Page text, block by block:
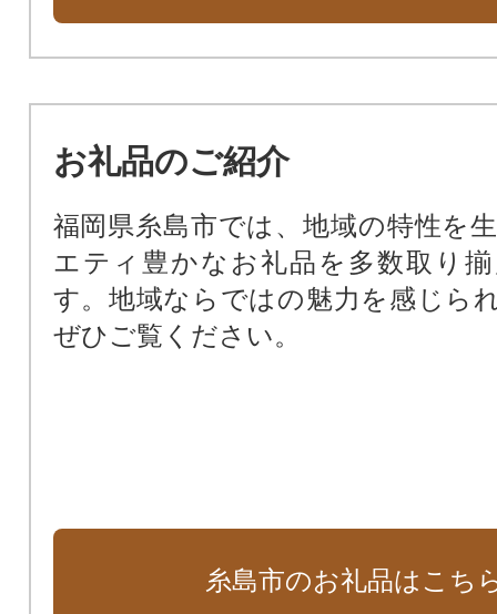
7．その他市長が特に必要と認めた
お礼品のご紹介
福岡県糸島市では、地域の特性を
エティ豊かなお礼品を多数取り
す。地域ならではの魅力を感じら
ぜひご覧ください。
糸島市のお礼品はこち